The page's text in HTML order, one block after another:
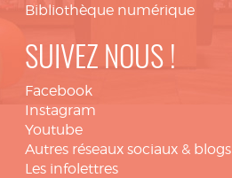
Bibliothèque numérique
SUIVEZ NOUS !
Facebook
Instagram
Youtube
Autres réseaux sociaux & blogs
Les infolettres